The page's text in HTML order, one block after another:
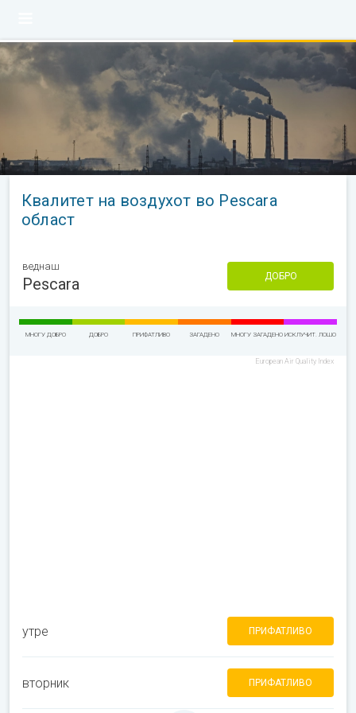
Квалитет на воздухот во Pescara
област
веднаш
Pescara ДОБРО
МНОГУ ДОБРО ДОБРО ПРИФАТЛИВО ЗАГАДЕНО МНОГУ ЗАГАДЕНО ИСКЛУЧИТ. ЛОШО
European Air Quality Index
утре ПРИФАТЛИВО
вторник ПРИФАТЛИВО